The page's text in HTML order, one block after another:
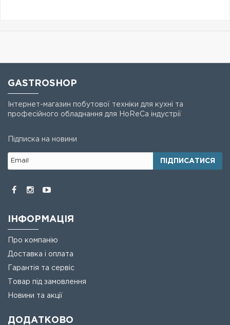
GASTROSHOP
Інтернет-магазин побутової техніки для кухні та
професійного обладнання для HoReCa індустрії
Підписка на новини
ПІДПИСАТИСЯ
ІНФОРМАЦІЯ
Про компанію
Доставка і оплата
Гарантія та сервіс
Товар під замовлення
Новини та акції
ДОДАТКОВО